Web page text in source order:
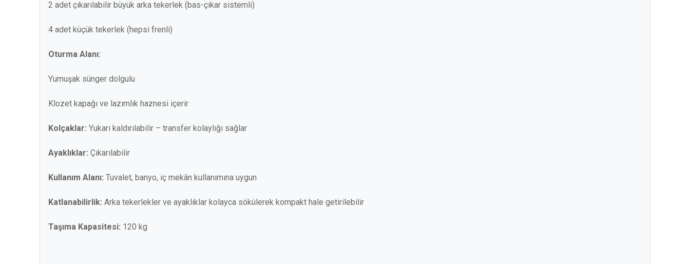
2 adet çıkarılabilir büyük arka tekerlek (bas-çıkar sistemli)
4 adet küçük tekerlek (hepsi frenli)
Oturma Alanı:
Yumuşak sünger dolgulu
Klozet kapağı ve lazımlık haznesi içerir
Kolçaklar: Yukarı kaldırılabilir – transfer kolaylığı sağlar
Ayaklıklar: Çıkarılabilir
Kullanım Alanı: Tuvalet, banyo, iç mekân kullanımına uygun
Katlanabilirlik: Arka tekerlekler ve ayaklıklar kolayca sökülerek kompakt hale getirilebilir
Taşıma Kapasitesi: 120 kg